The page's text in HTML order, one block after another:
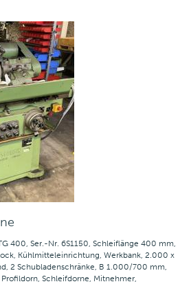
400, Ser.-Nr. 6S1150, Schleiflänge 400 mm,
Kühlmitteleinrichtung, Werkbank, 2.000 x
2 Schubladenschränke, B 1.000/700 mm,
Schleifdorne, Mitnehmer,